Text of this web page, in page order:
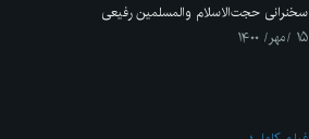
سخنرانی حجت‌الاسلام والمسلمین رفیعی
۱۵ /مهر/ ۱۴۰۰